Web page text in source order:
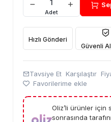
Adet
Hızlı Gönderi
Güvenli
Tavsiye Et Karşılaştır
Favorilerime ekle
Oliz’li ürünler için
sonrasında